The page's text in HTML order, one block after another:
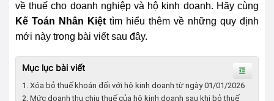
về thuế cho doanh nghiệp và hộ kinh doanh. Hãy cùng
Kế Toán Nhân Kiệt tìm hiểu thêm về những quy định
mới này trong bài viết sau đây.
Mục lục bài viết
1. Xóa bỏ thuế khoán đối với hộ kinh doanh từ ngày 01/01/2026
2. Mức doanh thu chịu thuế của hộ kinh doanh sau khi bỏ thuế